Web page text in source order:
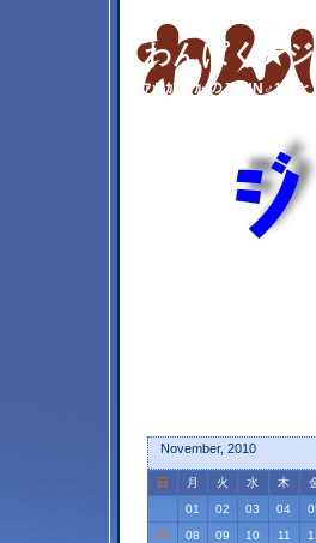
わんぱく★ジ
ｱﾒﾘｶﾝｺｯｶｰのJOHN♂1歳
November, 2010
日 月 火 水 木
-
01 02 03 04
07
08 09 10 11